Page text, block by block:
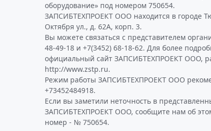
оборудование» под номером 750654.
ЗАПСИБТЕХПРОЕКТ ООО находится в городе
Октября ул., д. 62А, корп. 3.
Вы можете связаться с представителем
48-49-18 и +7(3452) 68-18-62. Для более
официальный сайт ЗАПСИБТЕХПРОЕКТ ООО,
http://www.zstp.ru.
Режим работы ЗАПСИБТЕХПРОЕКТ ООО
+73452484918.
Если вы заметили неточность в
ЗАПСИБТЕХПРОЕКТ ООО, сообщите нам об
номер - № 750654.